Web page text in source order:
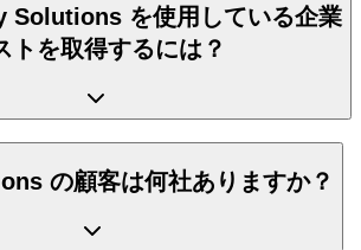
Solutions を使用している企業
トを取得するには？
の顧客は何社ありますか？